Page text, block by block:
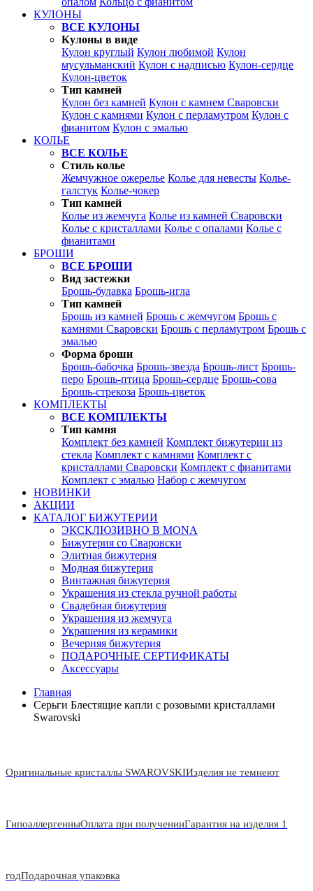
КУЛОНЫ
ВСЕ КУЛОНЫ
Кулоны в виде
Кулон круглый Кулон любимой Кулон
мусульманский Кулон с надписью Кулон-сердце
Кулон-цветок
Тип камней
Кулон без камней Кулон с камнем Сваровски
Кулон с камнями Кулон с перламутром Кулон с
фианитом Кулон с эмалью
КОЛЬЕ
ВСЕ КОЛЬЕ
Стиль колье
Жемчужное ожерелье Колье для невесты Колье-
галстук Колье-чокер
Тип камней
Колье из жемчуга Колье из камней Сваровски
Колье с кристаллами Колье с опалами Колье с
фианитами
БРОШИ
ВСЕ БРОШИ
Вид застежки
Брошь-булавка Брошь-игла
Тип камней
Брошь из камней Брошь с жемчугом Брошь с
камнями Сваровски Брошь с перламутром Брошь с
эмалью
Форма броши
Брошь-бабочка Брошь-звезда Брошь-лист Брошь-
перо Брошь-птица Брошь-сердце Брошь-сова
Брошь-стрекоза Брошь-цветок
КОМПЛЕКТЫ
ВСЕ КОМПЛЕКТЫ
Тип камня
Комплект без камней Комплект бижутерии из
стекла Комплект с камнями Комплект с
кристаллами Сваровски Комплект с фианитами
Комплект с эмалью Набор с жемчугом
НОВИНКИ
АКЦИИ
КАТАЛОГ БИЖУТЕРИИ
ЭКСКЛЮЗИВНО В MONA
Бижутерия со Сваровски
Элитная бижутерия
Модная бижутерия
Винтажная бижутерия
Украшения из стекла ручной работы
Свадебная бижутерия
Украшения из жемчуга
Украшения из керамики
Вечерняя бижутерия
ПОДАРОЧНЫЕ СЕРТИФИКАТЫ
Аксессуары
Главная
Серьги Блестящие капли с розовыми кристаллами
Swarovski
Оригинальные кристаллы SWAROVSKIИзделия не темнеют
ГипоаллергенныОплата при полученииГарантия на изделия 1
годПодарочная упаковка